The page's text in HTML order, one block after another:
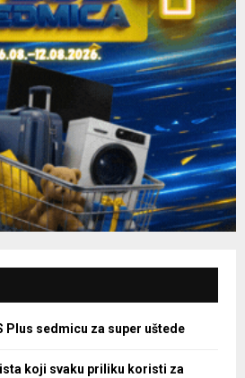
Plus sedmicu za super uštede
koji svaku priliku koristi za